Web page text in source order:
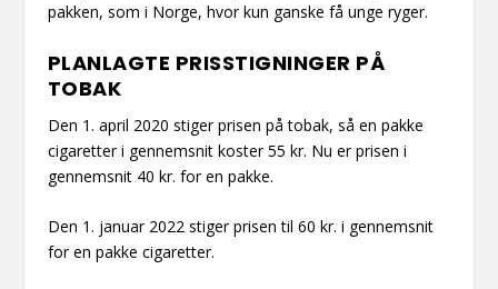
pakken, som i Norge, hvor kun ganske få unge ryger.
PLANLAGTE PRISSTIGNINGER PÅ
TOBAK
Den 1. april 2020 stiger prisen på tobak, så en pakke
cigaretter i gennemsnit koster 55 kr. Nu er prisen i
gennemsnit 40 kr. for en pakke.
Den 1. januar 2022 stiger prisen til 60 kr. i gennemsnit
for en pakke cigaretter.